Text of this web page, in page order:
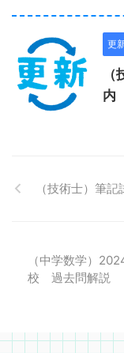
更
内
（技術士）筆
（中学数学）
校 過去問解説